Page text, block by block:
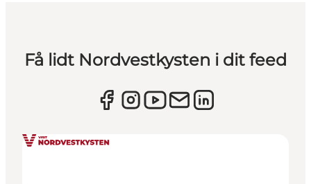
Få lidt Nordvestkysten i dit feed